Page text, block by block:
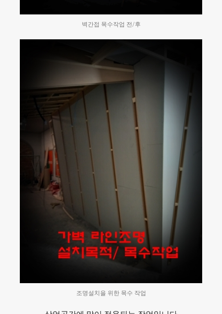
벽간접 목수작업 전/후
조명설치을 위한 목수 작업